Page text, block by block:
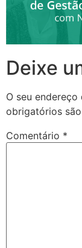
Deixe
O seu
obrigatórios
Comentário *